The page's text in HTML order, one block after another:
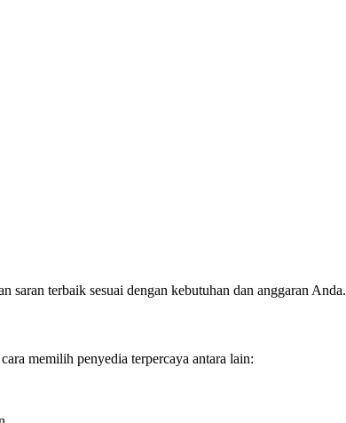
saran terbaik sesuai dengan kebutuhan dan anggaran Anda.
memilih penyedia terpercaya antara lain: